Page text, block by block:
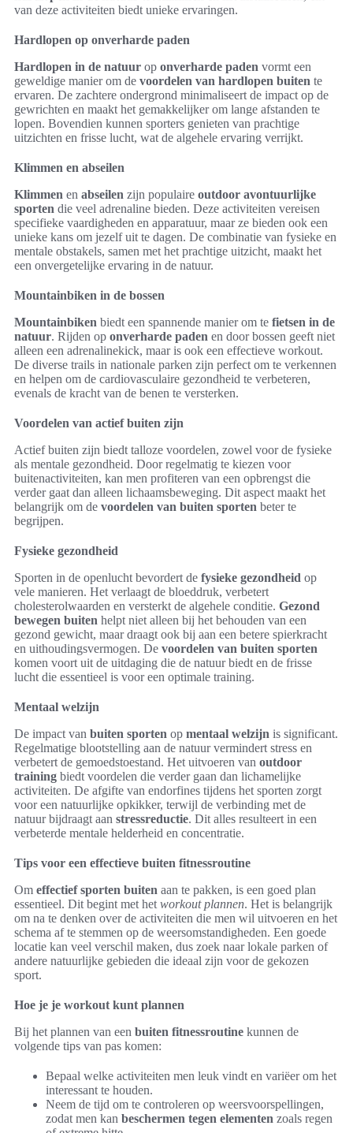
van deze activiteiten biedt unieke ervaringen.
Hardlopen op onverharde paden
Hardlopen in de natuur op onverharde paden vormt een
geweldige manier om de voordelen van hardlopen buiten te
ervaren. De zachtere ondergrond minimaliseert de impact op de
gewrichten en maakt het gemakkelijker om lange afstanden te
lopen. Bovendien kunnen sporters genieten van prachtige
uitzichten en frisse lucht, wat de algehele ervaring verrijkt.
Klimmen en abseilen
Klimmen en abseilen zijn populaire outdoor avontuurlijke
sporten die veel adrenaline bieden. Deze activiteiten vereisen
specifieke vaardigheden en apparatuur, maar ze bieden ook een
unieke kans om jezelf uit te dagen. De combinatie van fysieke en
mentale obstakels, samen met het prachtige uitzicht, maakt het
een onvergetelijke ervaring in de natuur.
Mountainbiken in de bossen
Mountainbiken biedt een spannende manier om te fietsen in de
natuur. Rijden op onverharde paden en door bossen geeft niet
alleen een adrenalinekick, maar is ook een effectieve workout.
De diverse trails in nationale parken zijn perfect om te verkennen
en helpen om de cardiovasculaire gezondheid te verbeteren,
evenals de kracht van de benen te versterken.
Voordelen van actief buiten zijn
Actief buiten zijn biedt talloze voordelen, zowel voor de fysieke
als mentale gezondheid. Door regelmatig te kiezen voor
buitenactiviteiten, kan men profiteren van een opbrengst die
verder gaat dan alleen lichaamsbeweging. Dit aspect maakt het
belangrijk om de voordelen van buiten sporten beter te
begrijpen.
Fysieke gezondheid
Sporten in de openlucht bevordert de fysieke gezondheid op
vele manieren. Het verlaagt de bloeddruk, verbetert
cholesterolwaarden en versterkt de algehele conditie. Gezond
bewegen buiten helpt niet alleen bij het behouden van een
gezond gewicht, maar draagt ook bij aan een betere spierkracht
en uithoudingsvermogen. De voordelen van buiten sporten
komen voort uit de uitdaging die de natuur biedt en de frisse
lucht die essentieel is voor een optimale training.
Mentaal welzijn
De impact van buiten sporten op mentaal welzijn is significant.
Regelmatige blootstelling aan de natuur vermindert stress en
verbetert de gemoedstoestand. Het uitvoeren van outdoor
training biedt voordelen die verder gaan dan lichamelijke
activiteiten. De afgifte van endorfines tijdens het sporten zorgt
voor een natuurlijke opkikker, terwijl de verbinding met de
natuur bijdraagt aan stressreductie. Dit alles resulteert in een
verbeterde mentale helderheid en concentratie.
Tips voor een effectieve buiten fitnessroutine
Om effectief sporten buiten aan te pakken, is een goed plan
essentieel. Dit begint met het workout plannen. Het is belangrijk
om na te denken over de activiteiten die men wil uitvoeren en het
schema af te stemmen op de weersomstandigheden. Een goede
locatie kan veel verschil maken, dus zoek naar lokale parken of
andere natuurlijke gebieden die ideaal zijn voor de gekozen
sport.
Hoe je je workout kunt plannen
Bij het plannen van een buiten fitnessroutine kunnen de
volgende tips van pas komen:
Bepaal welke activiteiten men leuk vindt en variëer om het
interessant te houden.
Neem de tijd om te controleren op weersvoorspellingen,
zodat men kan beschermen tegen elementen zoals regen